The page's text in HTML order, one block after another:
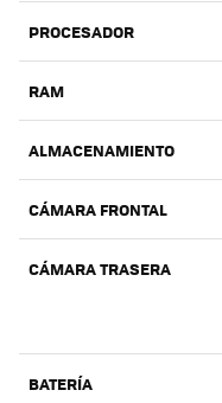
PROCESADOR
RAM
ALMACENAMIENTO
CÁMARA FRONTAL
CÁMARA TRASERA
BATERÍA